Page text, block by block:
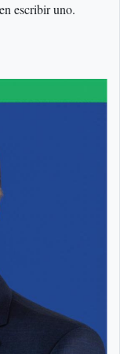
escribir uno.